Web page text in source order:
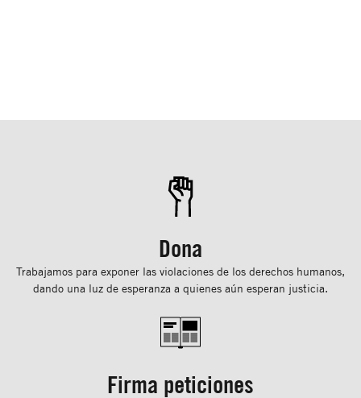
Dona
Trabajamos para exponer las violaciones de los derechos humanos,
dando una luz de esperanza a quienes aún esperan justicia.
Firma peticiones